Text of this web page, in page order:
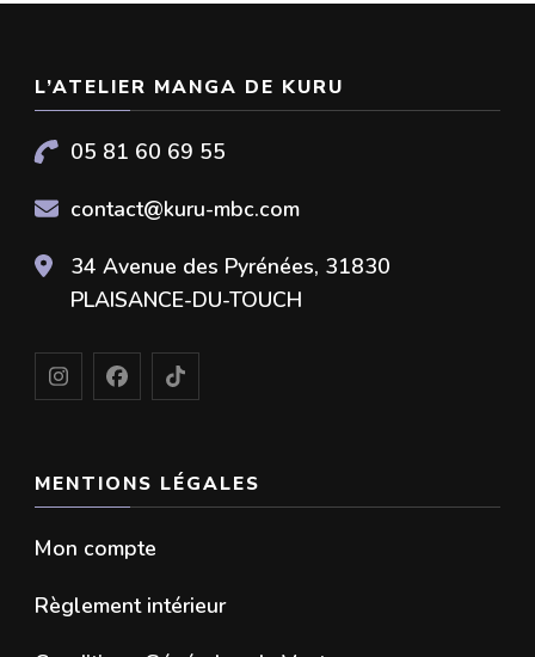
L’ATELIER MANGA DE KURU
05 81 60 69 55
contact@kuru-mbc.com
34 Avenue des Pyrénées, 31830
PLAISANCE-DU-TOUCH
MENTIONS LÉGALES
Mon compte
Règlement intérieur